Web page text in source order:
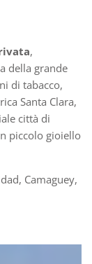
,
della grande
di tabacco,
Santa Clara,
città di
piccolo gioiello
Camaguey,